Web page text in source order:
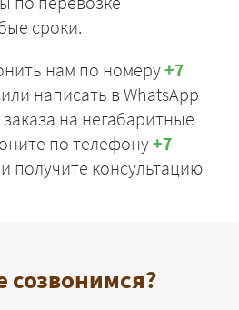
сроки.
нам по номеру+7
или написать в WhatsApp
на негабаритные
по телефону+7
и получите консультацию
созвонимся?